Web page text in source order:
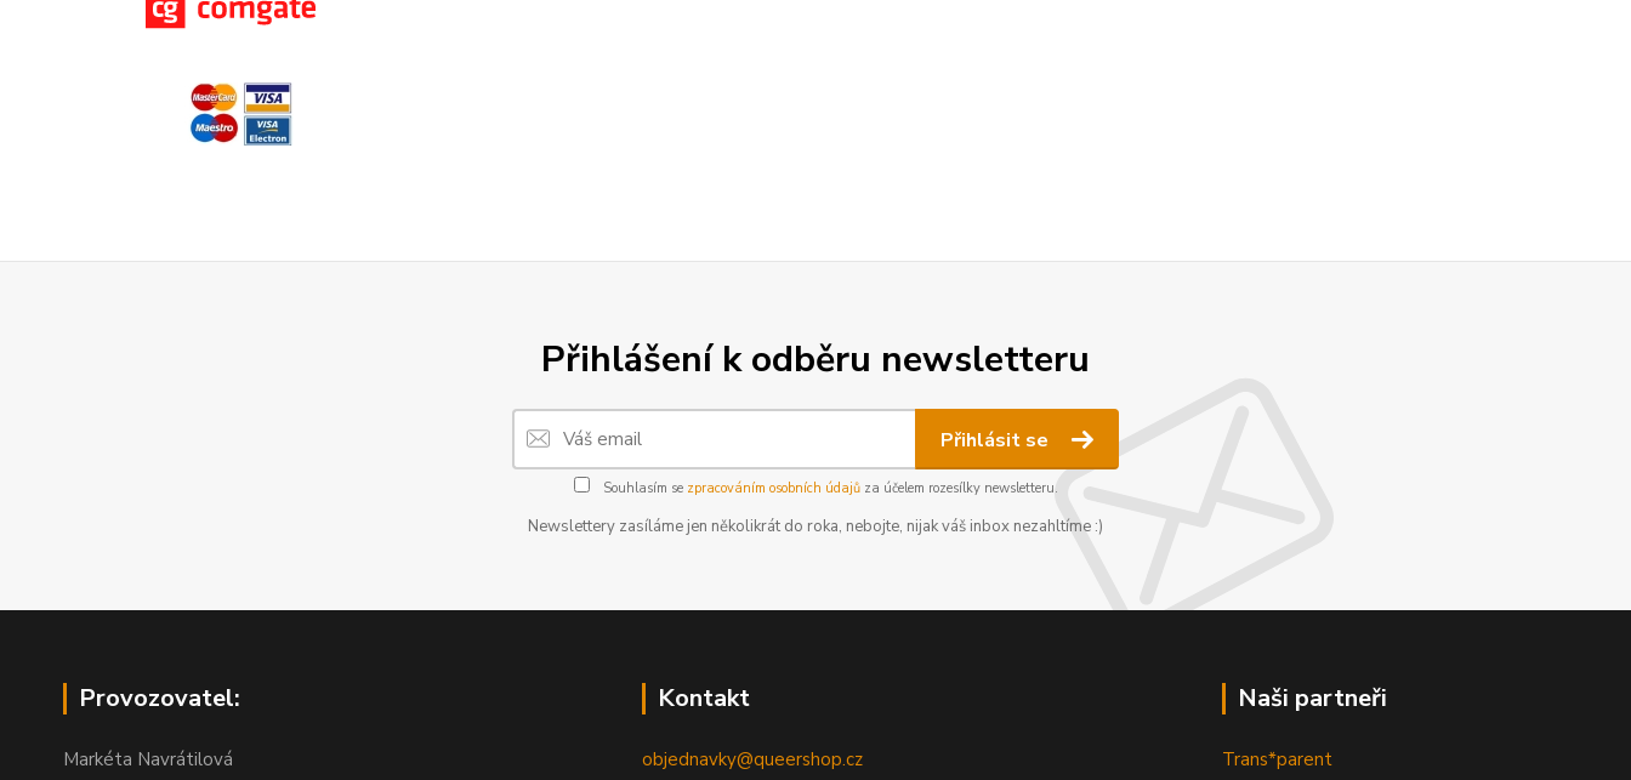
Přihlášení k odběru newsletteru
Přihlásit se
Souhlasím se zpracováním osobních údajůza účelem rozesílky newsletteru.
Newslettery zasíláme jen několikrát do roka, nebojte, nijak váš inbox nezahltíme :)
Provozovatel:
Markéta Navrátilová
Kontakt
objednavky@queershop.cz
Naši partneři
Trans*parent